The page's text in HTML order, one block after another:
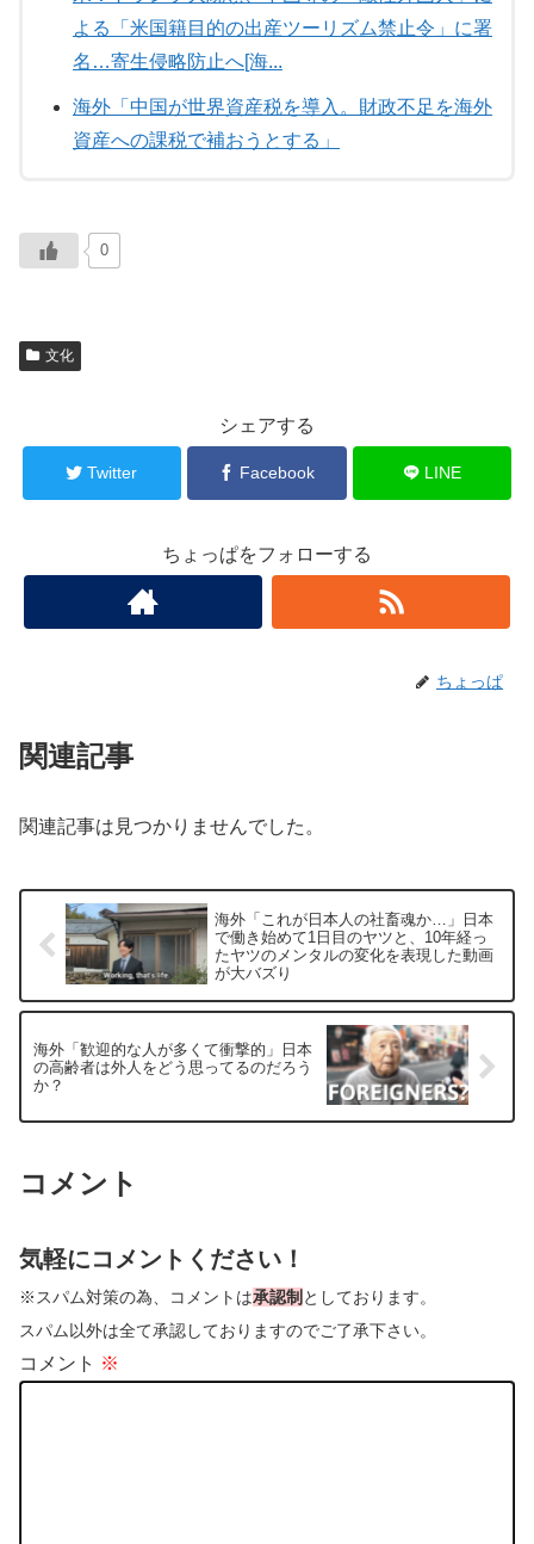
よる「米国籍目的の出産ツーリズム禁止令」に署
名…寄生侵略防止へ[海...
海外「中国が世界資産税を導入。財政不足を海外
資産への課税で補おうとする」
0
文化
シェアする
Twitter Facebook LINE
ちょっぱをフォローする
ちょっぱ
関連記事
関連記事は見つかりませんでした。
海外「これが日本人の社畜魂か…」日本
で働き始めて1日目のヤツと、10年経っ
たヤツのメンタルの変化を表現した動画
が大バズり
海外「歓迎的な人が多くて衝撃的」日本
の高齢者は外人をどう思ってるのだろう
か？
コメント
気軽にコメントください！
※スパム対策の為、コメントは承認制 としております。
スパム以外は全て承認しておりますのでご了承下さい。
コメント ※